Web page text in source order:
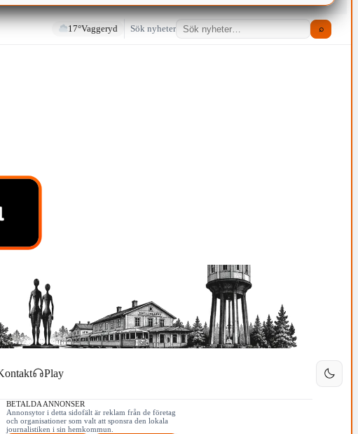
17°Vaggeryd Sök nyheter ⌕
Play
BETALDA ANNONSER
Annonsytor i detta sidofält är reklam från de företag
och organisationer som valt att sponsra den lokala
journalistiken i sin hemkommun.